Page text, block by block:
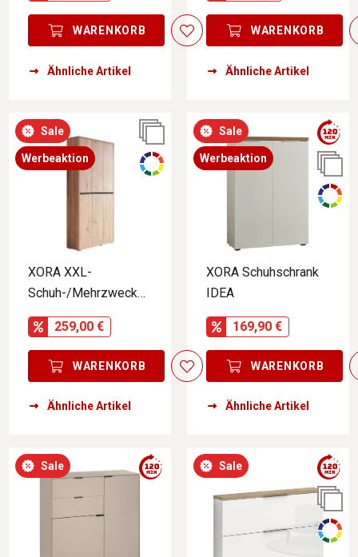
WARENKORB
Ähnliche Artikel
WARENKORB
Ähnliche Artikel
Sale
Werbeaktion
XORA XXL-
Schuh-/Mehrzwecksc
hrank LIV-ARTISAN
259,00 €
WARENKORB
Ähnliche Artikel
Sale
Werbeaktion
XORA Schuhschrank
IDEA
169,90 €
WARENKORB
Ähnliche Artikel
Sale Sale